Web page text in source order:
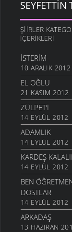
SEYFETTIN
ŞIIRLER
İÇERIKLERI
İSTERIM
10 ARALIK 2012
EL OĞLU
21 KASIM 2012
ZÜLPET’I
14 EYLÜL 2012
ADAMLIK
14 EYLÜL 2012
KARDEŞ
14 EYLÜL 2012
BEN
DOSTLAR
14 EYLÜL 2012
ARKADAŞ
13 HAZIRAN